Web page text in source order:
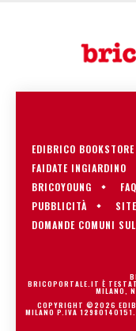
EDIBRICO BOOKSTORE
FAIDATE INGIARDINO
BRICOYOUNG
FAQ
PUBBLICITÀ
DOMANDE COMUNI
BRICOPORTALE.IT È
MILANO,
COPYRIGHT ©2026
MILANO P.IVA 12980140151.